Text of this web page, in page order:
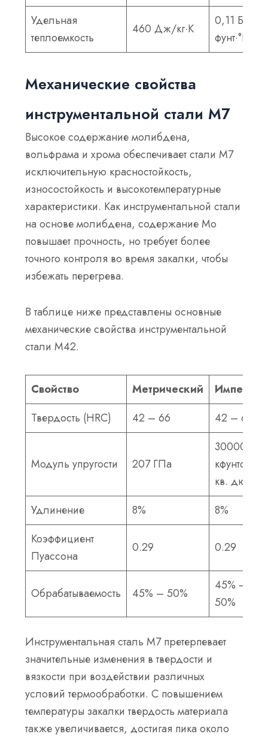
Удельная
теплоемкость
460 Дж/кг·К
0,11 БТЕ/
фунт·°F
Механические свойства
инструментальной стали М7
Высокое содержание молибдена,
вольфрама и хрома обеспечивает стали M7
исключительную красностойкость,
износостойкость и высокотемпературные
характеристики. Как инструментальной стали
на основе молибдена, содержание Mo
повышает прочность, но требует более
точного контроля во время закалки, чтобы
избежать перегрева.
В таблице ниже представлены основные
механические свойства инструментальной
стали М42.
Свойство Метрический
Твердость (HRC)
42 – 66 42 – 66
Модуль упругости 207 ГПа
30000
кфунтов на
кв. дюйм
Удлинение
8%
8%
Коэффициент
Пуассона
0.29 0.29
Обрабатываемость 45% – 50%
45% –
50%
Инструментальная сталь M7 претерпевает
значительные изменения в твердости и
вязкости при воздействии различных
условий термообработки. С повышением
температуры закалки твердость материала
также увеличивается, достигая пика около